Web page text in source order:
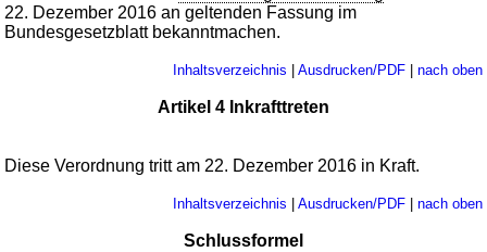
22. Dezember 2016 an geltenden Fassung im
Bundesgesetzblatt bekanntmachen.
Inhaltsverzeichnis | Ausdrucken/PDF| nach oben
Artikel 4 Inkrafttreten
Diese Verordnung tritt am 22. Dezember 2016 in Kraft.
Inhaltsverzeichnis | Ausdrucken/PDF| nach oben
Schlussformel